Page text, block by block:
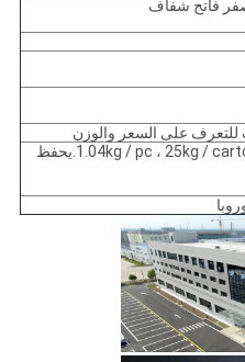
على السعر والوزن
ورق الكرتون التعبئة ، 1.04kg / pc ، 25kg / carton.يحفظ